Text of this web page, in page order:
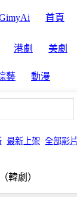
首頁
港劇 美劇
藝 動漫
最新上架 全部影片
（韓劇）